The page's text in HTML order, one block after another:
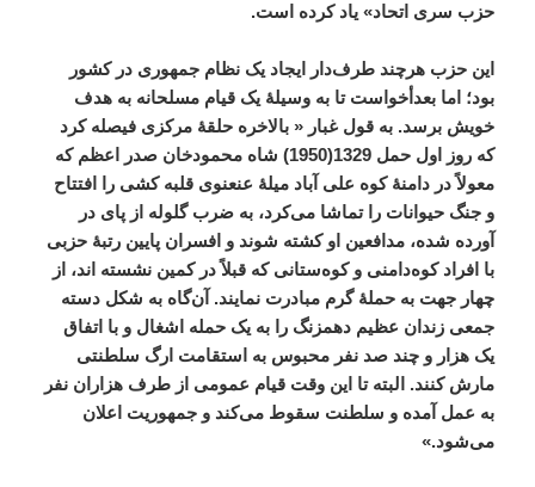
حزب سری اتحاد»یاد کرده است.
این حزب هرچند طر فدار ایجاد یک نظام جمهوری در کشور
بود؛ اما بعدأخواست تا به وسیلۀ یک قیام مسلحانه به هدف
خویش برسد.به قول غبار «بالاخره حلقۀ مرکزی فیصله کرد
که روز اول حمل 1329(1950) شاه محمودخان صدر اعظم که
معولاً در دامنۀ کوه علی آباد میلۀ عنعنوی قلبه کشی را
افتتاح
و جنگ حیوانات را تماشا میکرد، به ضرب گلوله از پای در
آورده شده، مدافعین او کشته شوند و افسران پایین رتبۀ حزبی
با افراد کوهدامنی و کوهستانی که قبلاً در کمین نشسته اند، از
چهار جهت به حملۀ گرم مبادرت نمایند. آنگاه به شکل دسته
جمعی زندان عظیم دهمزنگ را به یک حمله اشغال و با اتفاق
یک هزار و چند صد نفر محبوس به استقامت ارگ سلطنتی
مارش کنند. البته تا این وقت قیام عمومی از طرف هزاران نفر
به عمل آمده و سلطنت سقوط میکند و جمهوریت اعلان
میشود.»